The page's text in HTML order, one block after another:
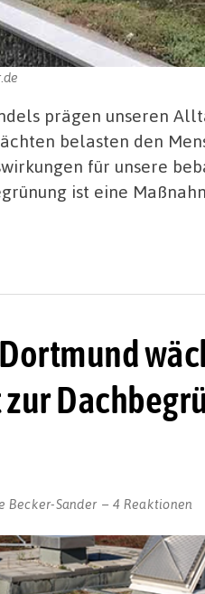
prägen unseren
belasten den
für unsere
ist eine
zur
Becker-Sander 4 Reaktionen